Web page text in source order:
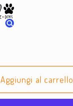
Aggiungi al carrello